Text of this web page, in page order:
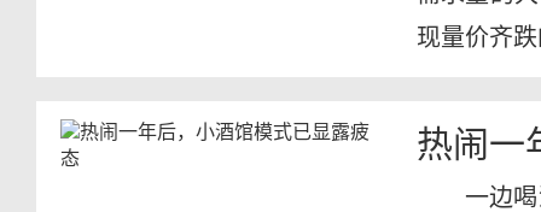
现量价齐
热闹一
一边